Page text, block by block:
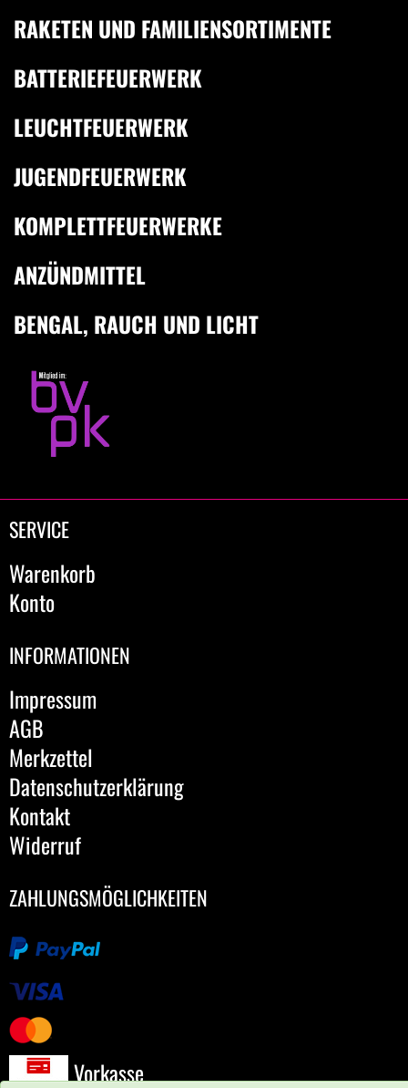
RAKETEN UND FAMILIENSORTIMENTE
BATTERIEFEUERWERK
LEUCHTFEUERWERK
JUGENDFEUERWERK
KOMPLETTFEUERWERKE
ANZÜNDMITTEL
BENGAL, RAUCH UND LICHT
SERVICE
Warenkorb
Konto
INFORMATIONEN
Impressum
AGB
Merkzettel
Datenschutzerklärung
Kontakt
Widerruf
ZAHLUNGSMÖGLICHKEITEN
Vorkasse